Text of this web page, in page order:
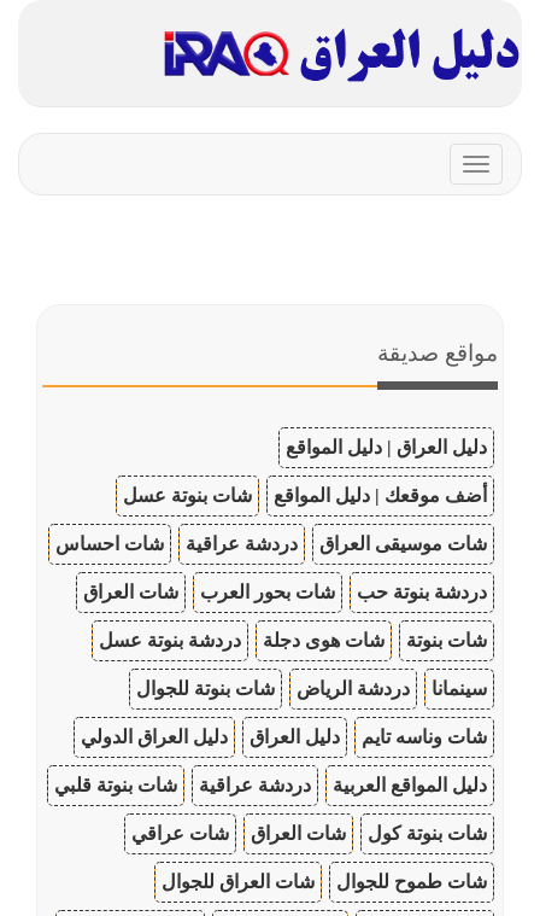
Toggle
navigation
مواقع صديقة
دليل العراق | دليل المواقع
أضف موقعك | دليل المواقع شات بنوتة عسل
شات موسيقى العراق دردشة عراقية شات احساس
دردشة بنوتة حب شات بحور العرب شات العراق
شات بنوتة شات هوى دجلة دردشة بنوتة عسل
سينمانا دردشة الرياض شات بنوتة للجوال
شات وناسه تايم دليل العراق دليل العراق الدولي
دليل المواقع العربية دردشة عراقية شات بنوتة قلبي
شات بنوتة كول شات العراق شات عراقي
شات طموح للجوال شات العراق للجوال